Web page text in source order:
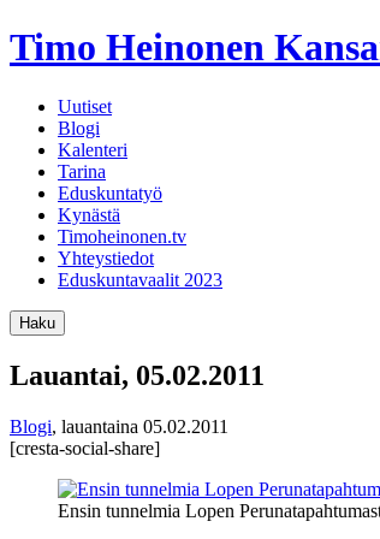
Timo Heinonen
Uutiset
Blogi
Kalenteri
Tarina
Eduskuntatyö
Kynästä
Timoheinonen.tv
Yhteystiedot
Eduskuntavaalit 2023
Haku
Lauantai, 05.02.2011
Blogi, lauantaina 05.02.2011
[cresta-social-share]
Ensin tunnelmia Lopen